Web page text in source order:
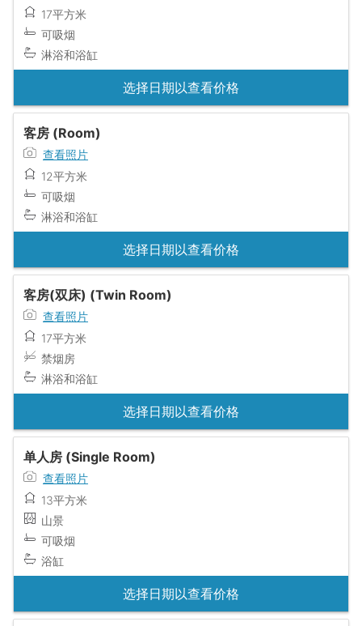
17平方米
可吸烟
淋浴和浴缸
选择日期以查看价格
客房 (Room)
查看照片
12平方米
可吸烟
淋浴和浴缸
选择日期以查看价格
客房(双床) (Twin Room)
查看照片
17平方米
禁烟房
淋浴和浴缸
选择日期以查看价格
单人房 (Single Room)
查看照片
13平方米
山景
可吸烟
浴缸
选择日期以查看价格